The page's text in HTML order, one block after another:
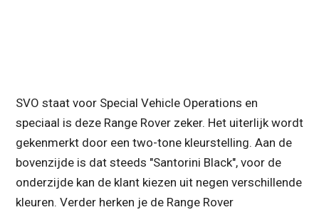
SVO staat voor Special Vehicle Operations en
speciaal is deze Range Rover zeker. Het uiterlijk wordt
gekenmerkt door een two-tone kleurstelling. Aan de
bovenzijde is dat steeds "Santorini Black", voor de
onderzijde kan de klant kiezen uit negen verschillende
kleuren. Verder herken je de Range Rover